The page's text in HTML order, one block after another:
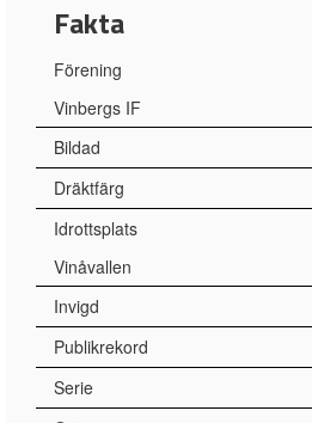
Fakta
Förening
Vinbergs IF
Bildad
Dräktfärg
Idrottsplats
Vinåvallen
Invigd
Publikrekord
Serie